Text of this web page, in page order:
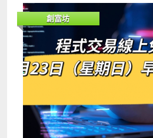
但其實當大家學習機器學習
必定會接觸到這套演算法，大部份
來寫這個演算法，但其實Trading
到。 KNN算法其實對大家研究交
你用任何的技術指標，可能都會遇
則，今日與昨日會有所不同，例如
入，還上先急跌後反彈，可能你已
就能佷大程度協助你解決這類問題
創富坊